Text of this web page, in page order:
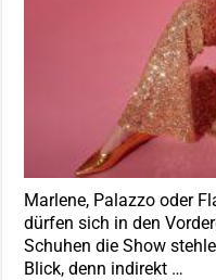
Marlene, Palazzo oder
dürfen sich in den
Schuhen die Show
Blick, denn indirekt …